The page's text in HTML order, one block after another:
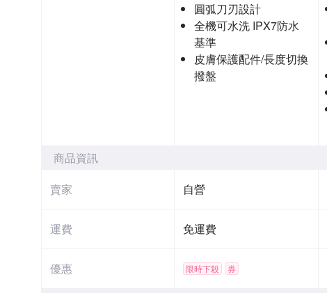
圓弧刀刃設計
全機可水洗 IPX7防水
基準
皮膚保護配件/長度切換
撥盤
商品資訊
賣家
自營
運費 免運費
優惠 限時下殺 券